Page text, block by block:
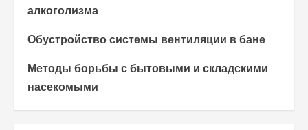
алкоголизма
Обустройство системы вентиляции в бане
Методы борьбы с бытовыми и складскими
насекомыми